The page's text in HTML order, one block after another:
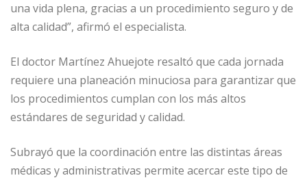
una vida plena, gracias a un procedimiento seguro y de
alta calidad”, afirmó el especialista.
El doctor Martínez Ahuejote resaltó que cada jornada
requiere una planeación minuciosa para garantizar que
los procedimientos cumplan con los más altos
estándares de seguridad y calidad.
Subrayó que la coordinación entre las distintas áreas
médicas y administrativas permite acercar este tipo de